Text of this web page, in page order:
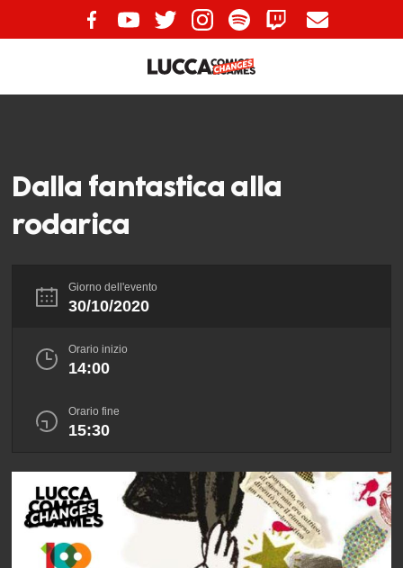
Dalla fantastica alla
rodarica
Giorno dell'evento
30/10/2020
Orario inizio
14:00
Orario fine
15:30